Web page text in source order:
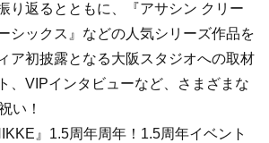
り返るとともに、『アサシン クリー
シックス』などの人気シリーズ作品を
ア初披露となる大阪スタジオへの取材
、VIPインタビューなど、さまざまな
い！
』1.5周年周年！1.5周年イベント